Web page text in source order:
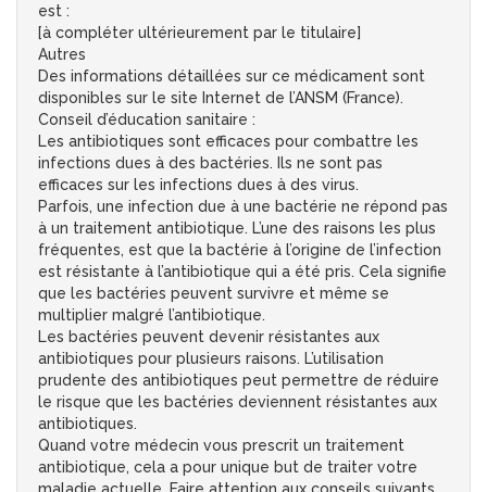
est :
[à compléter ultérieurement par le titulaire]
Autres
Des informations détaillées sur ce médicament sont
disponibles sur le site Internet de l’ANSM (France).
Conseil d’éducation sanitaire :
Les antibiotiques sont efficaces pour combattre les
infections dues à des bactéries. Ils ne sont pas
efficaces sur les infections dues à des virus.
Parfois, une infection due à une bactérie ne répond pas
à un traitement antibiotique. L’une des raisons les plus
fréquentes, est que la bactérie à l’origine de l’infection
est résistante à l’antibiotique qui a été pris. Cela signifie
que les bactéries peuvent survivre et même se
multiplier malgré l’antibiotique.
Les bactéries peuvent devenir résistantes aux
antibiotiques pour plusieurs raisons. L’utilisation
prudente des antibiotiques peut permettre de réduire
le risque que les bactéries deviennent résistantes aux
antibiotiques.
Quand votre médecin vous prescrit un traitement
antibiotique, cela a pour unique but de traiter votre